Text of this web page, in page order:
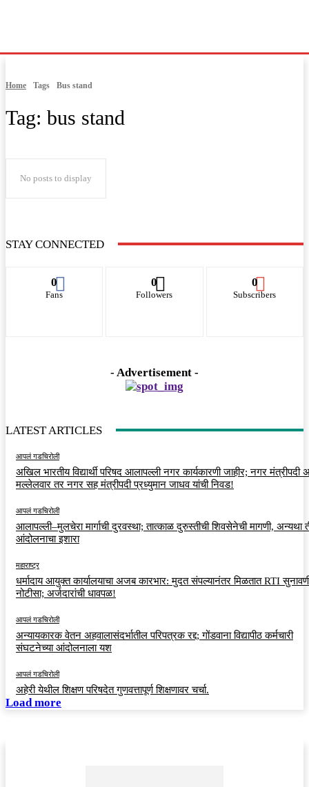
Home Tags Bus stand
Tag: bus stand
No posts to display
STAY CONNECTED
0
Fans
0
Followers
0
Subscribers
- Advertisement -
LATEST ARTICLES
आपलं गडचिरोली
अखिल भारतीय विद्यार्थी परिषद आलापल्ली नगर कार्यकारणी जाहीर; नगर मंत्रीपदी
मल्लेलवार तर नगर सह मंत्रीपदी प्रध्युमान जाधव यांची निवड!
आपलं गडचिरोली
आलापल्ली–मुलचेरा मार्गाची दुरवस्था; तात्काळ दुरुस्तीची शिवसेनेची मागणी, अन्यथा
आंदोलनाचा इशारा
महाराष्ट्र
धर्मादाय आयुक्त कार्यालयाचा अजब कारभार: मुदत संपल्यानंतर मिळतात RTI
नोटीसा; अर्जदारांची धावपळ!
आपलं गडचिरोली
अन्यायकारक वेतन अहवालासंदर्भातील परिपत्रक रद्द; गोंडवाना विद्यापीठ कर्मचारी
संघटनेच्या आंदोलनाला यश
आपलं गडचिरोली
अहेरी येथील शिक्षण परिषदेत गुणवत्तापूर्ण शिक्षणावर चर्चा.
Load more